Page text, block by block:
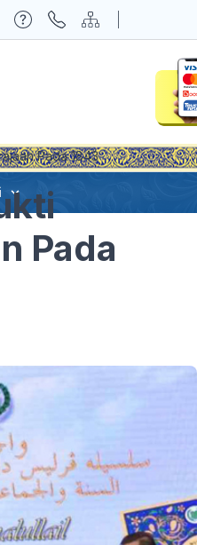
Pada 1843
Pada